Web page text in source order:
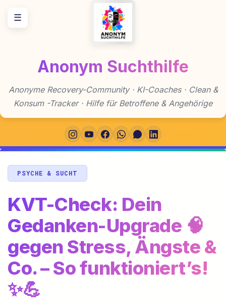
Inhalt
springen
Anonym Suchthilfe
Anonyme Recovery-Community · KI-Coaches · Clean &
Konsum -Tracker · Hilfe für Betroffene & Angehörige
PSYCHE & SUCHT
KVT-Check: Dein
Gedanken-Upgrade 🧠
gegen Stress, Ängste &
Co. – So funktioniert’s!
✨💪
☰